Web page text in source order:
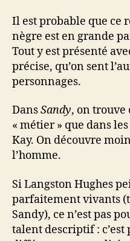
Il est probable que ce
nègre est en grande
Tout y est présenté
précise, qu’on sent
personnages.
DansSandy, on
« métier » que dans
Kay. On découvre
l’homme.
Si Langston Hughes
parfaitement vivants
Sandy), ce n’est pas
talent descriptif : c’est